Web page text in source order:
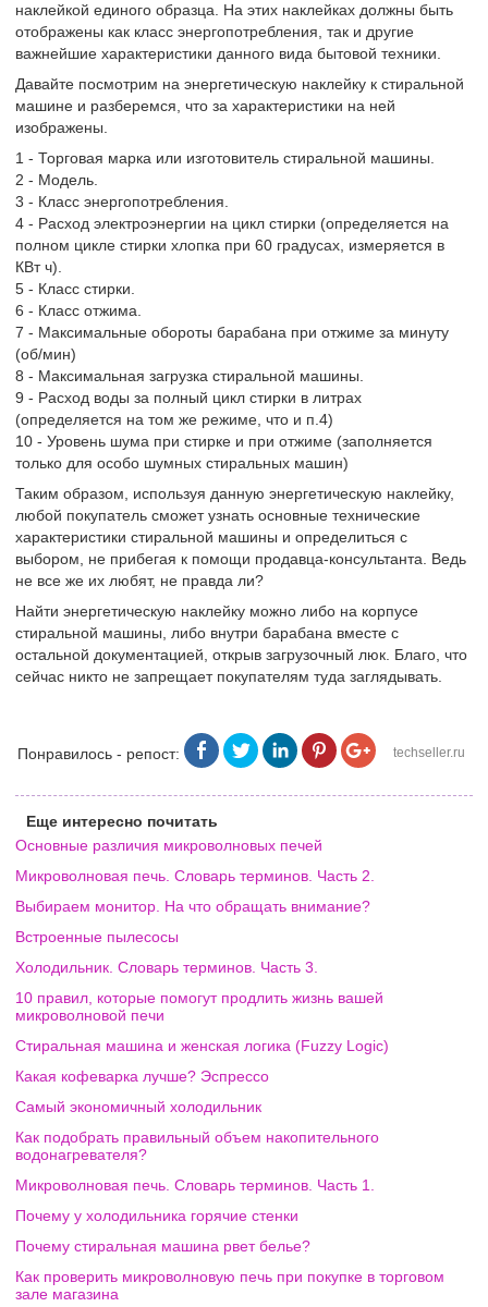
наклейкой единого образца. На этих наклейках должны быть
отображены как класс энергопотребления, так и другие
важнейшие характеристики данного вида бытовой техники.
Давайте посмотрим на энергетическую наклейку к стиральной
машине и разберемся, что за характеристики на ней
изображены.
1 - Торговая марка или изготовитель стиральной машины.
2 - Модель.
3 - Класс энергопотребления.
4 - Расход электроэнергии на цикл стирки (определяется на
полном цикле стирки хлопка при 60 градусах, измеряется в
КВт ч).
5 - Класс стирки.
6 - Класс отжима.
7 - Максимальные обороты барабана при отжиме за минуту
(об/мин)
8 - Максимальная загрузка стиральной машины.
9 - Расход воды за полный цикл стирки в литрах
(определяется на том же режиме, что и п.4)
10 - Уровень шума при стирке и при отжиме (заполняется
только для особо шумных стиральных машин)
Таким образом, используя данную энергетическую наклейку,
любой покупатель сможет узнать основные технические
характеристики стиральной машины и определиться с
выбором, не прибегая к помощи продавца-консультанта. Ведь
не все же их любят, не правда ли?
Найти энергетическую наклейку можно либо на корпусе
стиральной машины, либо внутри барабана вместе с
остальной документацией, открыв загрузочный люк. Благо, что
сейчас никто не запрещает покупателям туда заглядывать.
Понравилось - репост: techseller.ru
Еще интересно почитать
Основные различия микроволновых печей
Микроволновая печь. Словарь терминов. Часть 2.
Выбираем монитор. На что обращать внимание?
Встроенные пылесосы
Холодильник. Словарь терминов. Часть 3.
10 правил, которые помогут продлить жизнь вашей
микроволновой печи
Стиральная машина и женская логика (Fuzzy Logic)
Какая кофеварка лучше? Эспрессо
Самый экономичный холодильник
Как подобрать правильный объем накопительного
водонагревателя?
Микроволновая печь. Словарь терминов. Часть 1.
Почему у холодильника горячие стенки
Почему стиральная машина рвет белье?
Как проверить микроволновую печь при покупке в торговом
зале магазина